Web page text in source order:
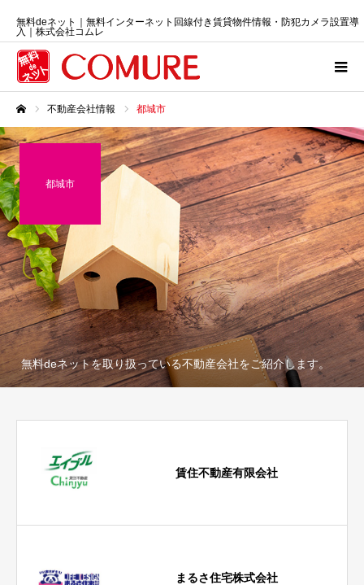
無料deネット｜無料インターネット回線付き賃貸物件情報・防犯カメラ設置導
入｜株式会社コムレ
不動産会社情報 都城市
都城市
無料deネットを取り扱っている不動産会社をご紹介します。
賃住不動産有限会社
まるさ住宅株式会社